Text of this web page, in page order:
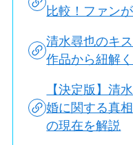
比較！ファン
清水尋也のキ
作品から紐解
【決定版】清
婚に関する真
の現在を解説